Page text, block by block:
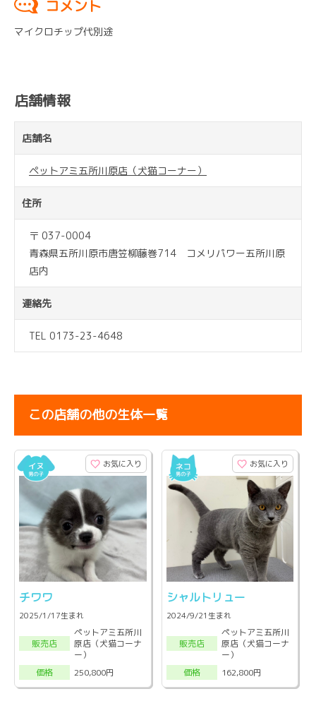
コメント
マイクロチップ代別途
店舗情報
店舗名
ペットアミ五所川原店（犬猫コーナー）
住所
〒 037-0004
青森県五所川原市唐笠柳藤巻714 コメリパワー五所川原
店内
連絡先
TEL 0173-23-4648
この店舗の他の生体一覧
お気に入り
チワワ
2025/1/17生まれ
販売店
ペットアミ五所川
原店（犬猫コーナ
ー）
価格
250,800円
お気に入り
シャルトリュー
2024/9/21生まれ
販売店
ペットアミ五所川
原店（犬猫コーナ
ー）
価格
162,800円